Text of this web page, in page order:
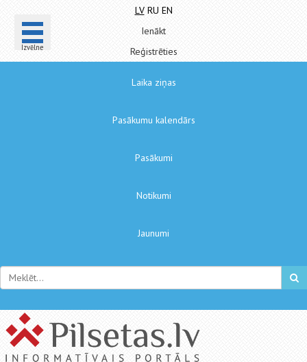
Izvēlne
LV RU EN
Ienākt
Reģistrēties
Laika ziņas
Pasākumu kalendārs
Pasākumi
Notikumi
Jaunumi